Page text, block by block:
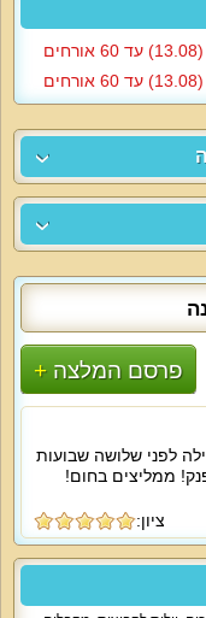
פרסם המלצה
לפני שלושה שבועות
ציון: